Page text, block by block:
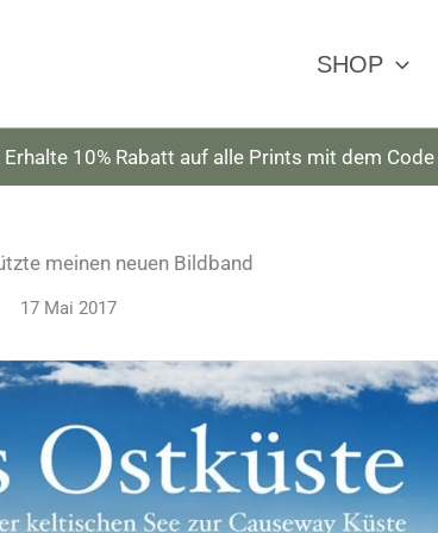
SHOP
Erhalte 10% Rabatt auf alle Prints mit dem Code
meinen neuen Bildband
17 Mai 2017